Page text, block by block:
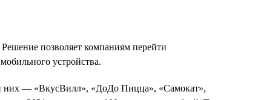
позволяет компаниям перейти
устройства.
них — «ВкусВилл», «ДоДо Пицца», «Самокат»,